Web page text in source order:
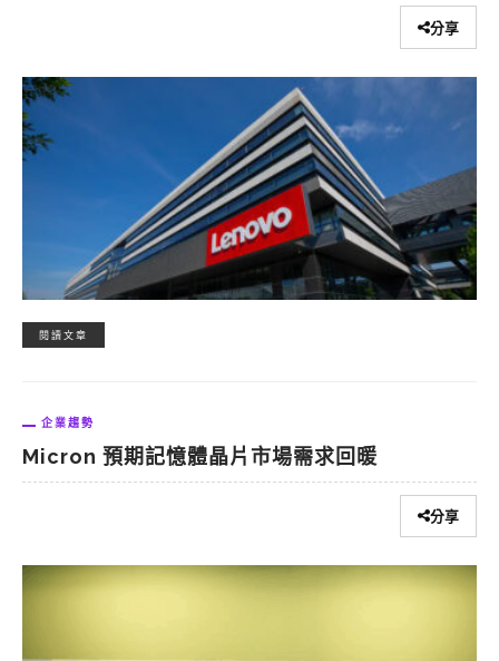
分享
閱讀文章
企業趨勢
Micron 預期記憶體晶片市場需求回暖
分享